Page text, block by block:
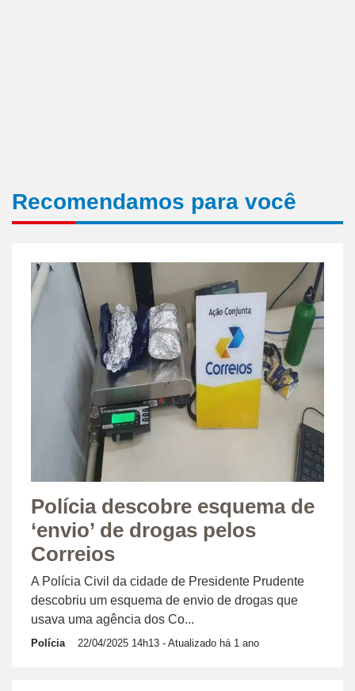
Recomendamos para você
Polícia descobre esquema de
‘envio’ de drogas pelos
Correios
A Polícia Civil da cidade de Presidente Prudente
descobriu um esquema de envio de drogas que
usava uma agência dos Co...
Polícia 22/04/2025 14h13 - Atualizado há 1 ano